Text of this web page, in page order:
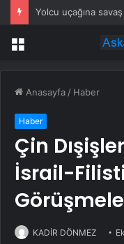
Menü
Anasayfa / Haber
Haber
Çin
İsrail-
KADİR DÖNMEZ